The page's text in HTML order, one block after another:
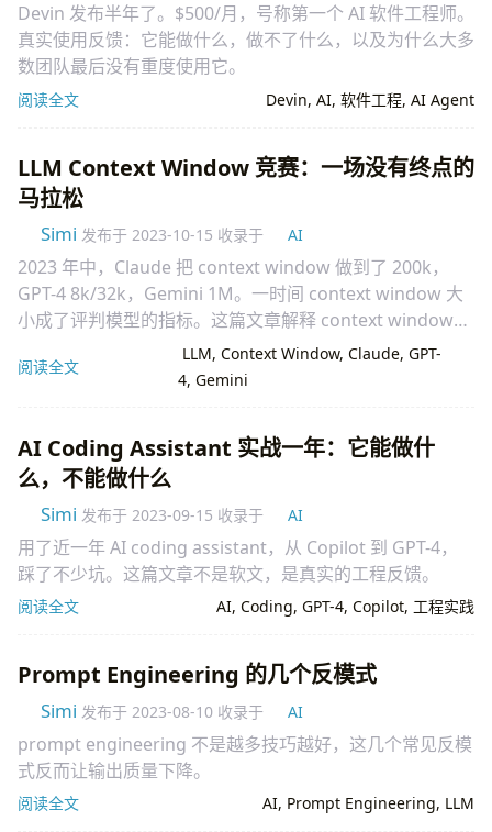
Devin 发布半年了。$500/月，号称第一个 AI 软件工程师。
真实使用反馈：它能做什么，做不了什么，以及为什么大多
数团队最后没有重度使用它。
阅读全文 Devin, AI, 软件工程, AI Agent
LLM Context Window 竞赛：一场没有终点的
马拉松
Simi 发布于 2023-10-15 收录于 AI
2023 年中，Claude 把 context window 做到了 200k，
GPT-4 8k/32k，Gemini 1M。一时间 context window 大
小成了评判模型的指标。这篇文章解释 context window
为何重要，以及真实场景里你能不能用满 200k tokens。
阅读全文
LLM, Context Window, Claude, GPT-
4, Gemini
AI Coding Assistant 实战一年：它能做什
么，不能做什么
Simi 发布于 2023-09-15 收录于 AI
用了近一年 AI coding assistant，从 Copilot 到 GPT-4，
踩了不少坑。这篇文章不是软文，是真实的工程反馈。
阅读全文 AI, Coding, GPT-4, Copilot, 工程实践
Prompt Engineering 的几个反模式
Simi 发布于 2023-08-10 收录于 AI
prompt engineering 不是越多技巧越好，这几个常见反模
式反而让输出质量下降。
阅读全文 AI, Prompt Engineering, LLM